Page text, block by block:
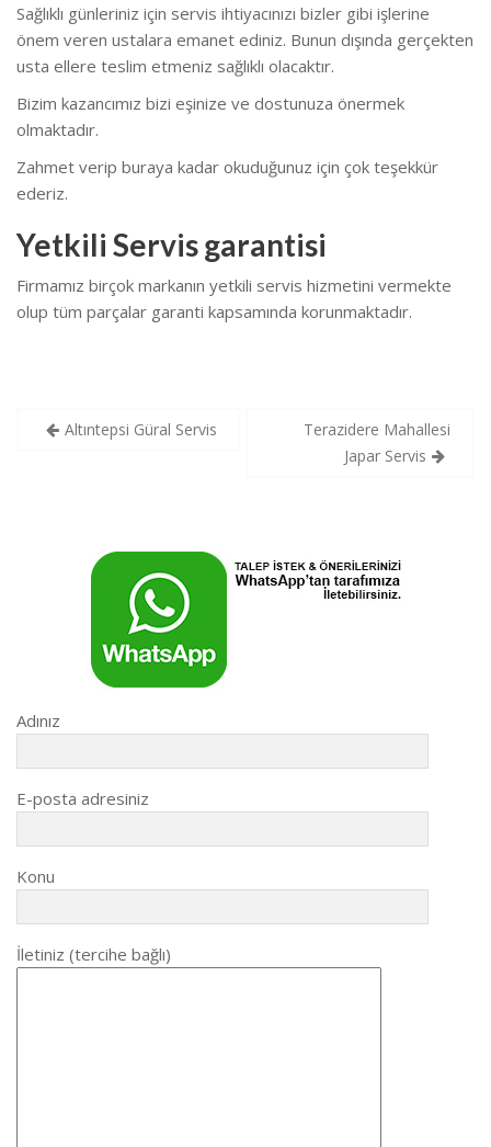
Sağlıklı günleriniz için servis ihtiyacınızı bizler gibi işlerine
önem veren ustalara emanet ediniz. Bunun dışında gerçekten
usta ellere teslim etmeniz sağlıklı olacaktır.
Bizim kazancımız bizi eşinize ve dostunuza önermek
olmaktadır.
Zahmet verip buraya kadar okuduğunuz için çok teşekkür
ederiz.
Yetkili Servis garantisi
Firmamız birçok markanın yetkili servis hizmetini vermekte
olup tüm parçalar garanti kapsamında korunmaktadır.
YazıAltıntepsi Güral Servis
Terazidere Mahallesi
Japar Servis
Adınız
E-posta adresiniz
Konu
İletiniz (tercihe bağlı)